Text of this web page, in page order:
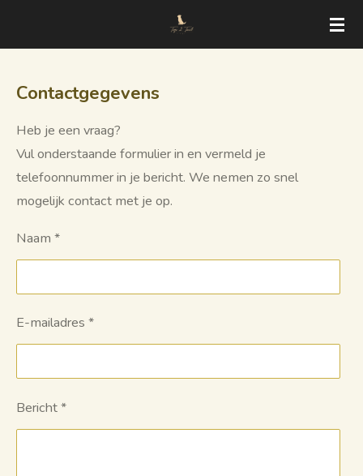
deContactgegevens
Heb je een vraag?
Vul onderstaande formulier in en vermeld je
telefoonnummer in je bericht. We nemen zo snel
mogelijk contact met je op.
Naam *
E-mailadres *
Bericht *